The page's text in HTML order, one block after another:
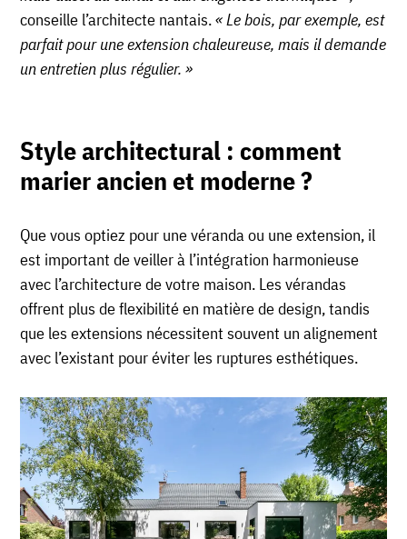
conseille l’architecte nantais.« Le bois, par exemple, est
parfait pour une extension chaleureuse, mais il demande
un entretien plus régulier. »
Style architectural : comment
marier ancien et moderne ?
Que vous optiez pour une véranda ou une extension, il
est important de veiller à l’intégration harmonieuse
avec l’architecture de votre maison. Les vérandas
offrent plus de flexibilité en matière de design, tandis
que les extensions nécessitent souvent un alignement
avec l’existant pour éviter les ruptures esthétiques.